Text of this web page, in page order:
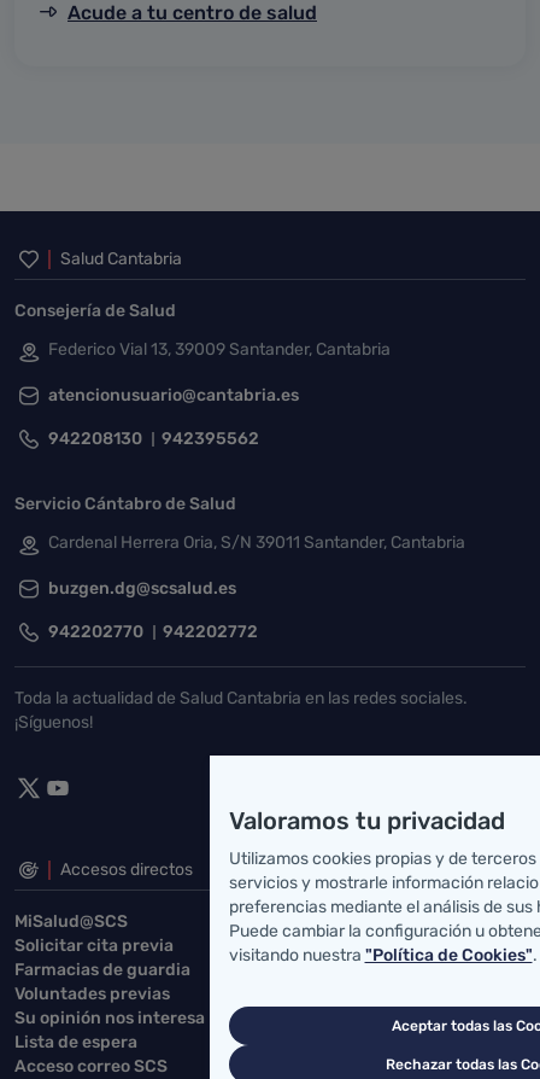
Acude a tu centro de salud
Inicio del pie de página
Salud Cantabria
Consejería de Salud
Federico Vial 13, 39009 Santander, Cantabria
atencionusuario@cantabria.es
942208130 942395562
Servicio Cántabro de Salud
Cardenal Herrera Oria, S/N 39011 Santander, Cantabria
buzgen.dg@scsalud.es
942202770 942202772
Toda la actualidad de Salud Cantabria en las redes sociales.
¡Síguenos!
Accesos directos
MiSalud@SCS
Solicitar cita previa
Farmacias de guardia
Voluntades previas
Su opinión nos interesa
Lista de espera
Acceso correo SCS
Valoramos tu privacidad
Utilizamos cookies propias y de
servicios y mostrarle información
preferencias mediante el análisis de
Puede cambiar la configuración u
visitando nuestra "Política de Cookies".
Aceptar todas las
Rechazar todas las